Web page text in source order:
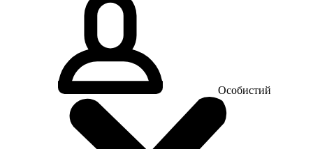
Особистий